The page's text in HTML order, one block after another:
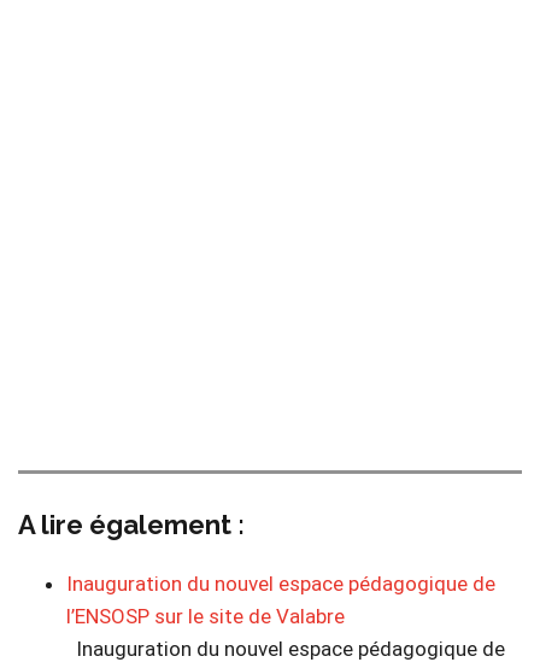
A lire également :
Inauguration du nouvel espace pédagogique de
l’ENSOSP sur le site de Valabre
Inauguration du nouvel espace pédagogique de